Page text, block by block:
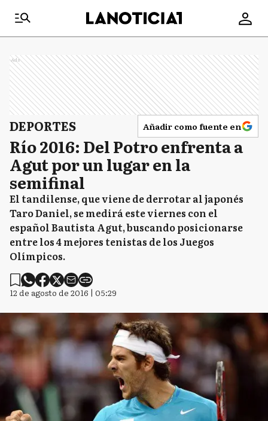
Ads
DEPORTES Añadir como fuente en
Río 2016: Del Potro enfrenta a
Agut por un lugar en la
semifinal
El tandilense, que viene de derrotar al japonés
Taro Daniel, se medirá este viernes con el
español Bautista Agut, buscando posicionarse
entre los 4 mejores tenistas de los Juegos
Olímpicos.
12 de agosto de 2016 | 05:29